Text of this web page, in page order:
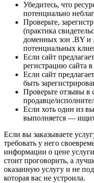
Убедитесь, что
потенциально
Проверьте,
(практика
доменных зон .BY и
потенциальных
Если сайт
регистрацию сайта
Если сайт
быть
Проверьте отзывы в
продавце/
Если хоть один из
выполняется —
Если вы заказываете
требовать у него
информации о цене
стоит проговорить, а
оказанную услугу и не
которая вас не устроила.